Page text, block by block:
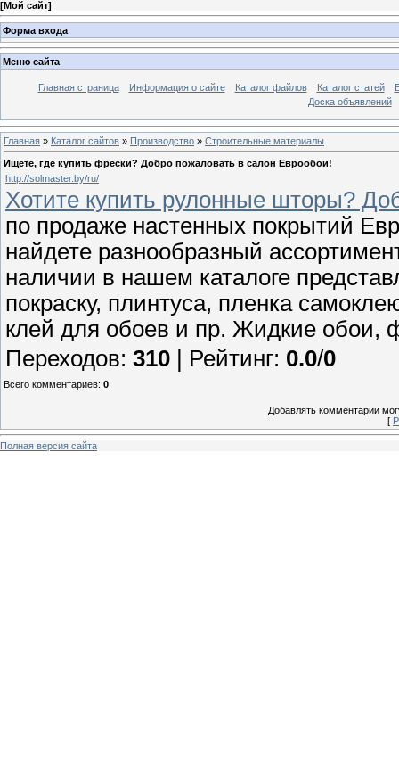
[Мой сайт]
Форма входа
Меню сайта
Главная страница Информация о сайте Каталог файлов Каталог статей
Доска объявлений
Главная » Каталог сайтов » Производство » Строительные материалы
Ищете, где купить фрески? Добро пожаловать в салон Еврообои!
http://solmaster.by/ru/
Хотите купить рулонные шторы?
по продаже настенных покрытий
найдете разнообразный
наличии в нашем каталоге
покраску, плинтуса, пленка
клей для обоев и пр. Жидкие обои,
Переходов: 310 | Рейтинг: 0.0/0
Всего комментариев: 0
Добавлять комментарии
[
Полная версия сайта